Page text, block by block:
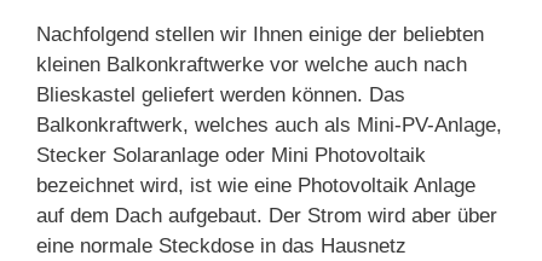
Nachfolgend stellen wir Ihnen einige der beliebten
kleinen Balkonkraftwerke vor welche auch nach
Blieskastel geliefert werden können. Das
Balkonkraftwerk, welches auch als Mini-PV-Anlage,
Stecker Solaranlage oder Mini Photovoltaik
bezeichnet wird, ist wie eine Photovoltaik Anlage
auf dem Dach aufgebaut. Der Strom wird aber über
eine normale Steckdose in das Hausnetz